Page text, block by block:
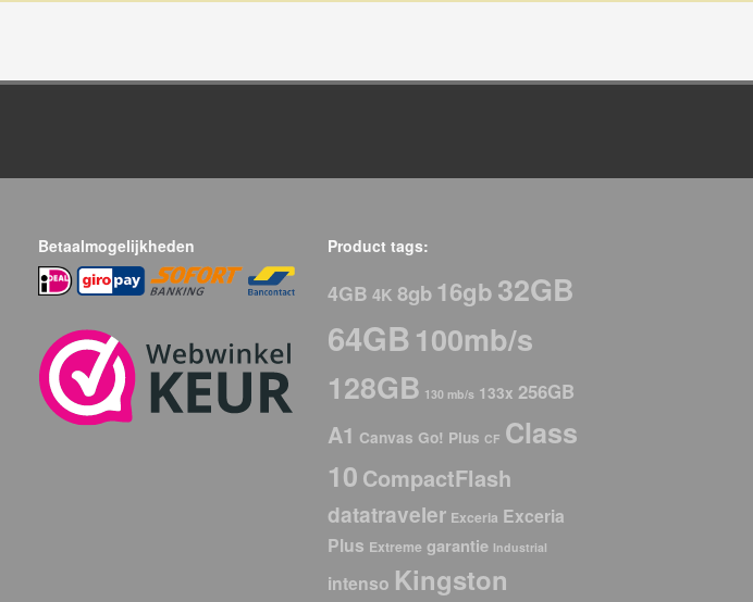
Betaalmogelijkheden Product tags:
4GB 4K 8gb16gb32GB
64GB100mb/s
128GB 130 mb/s 133x 256GB
A1 Canvas Go! Plus CF Class
10 CompactFlash
datatraveler Exceria Exceria
Plus Extreme garantie Industrial
intenso Kingston